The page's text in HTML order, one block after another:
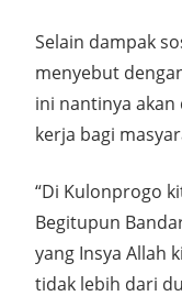
Selain dampak
menyebut
ini nantinya
kerja bagi
“Di Kulonprogo
Begitupun
yang Insya Allah
tidak lebih dari